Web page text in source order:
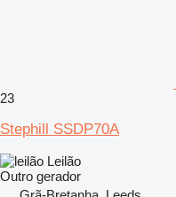
23
Stephill SSDP70A
Leilão
Outro gerador